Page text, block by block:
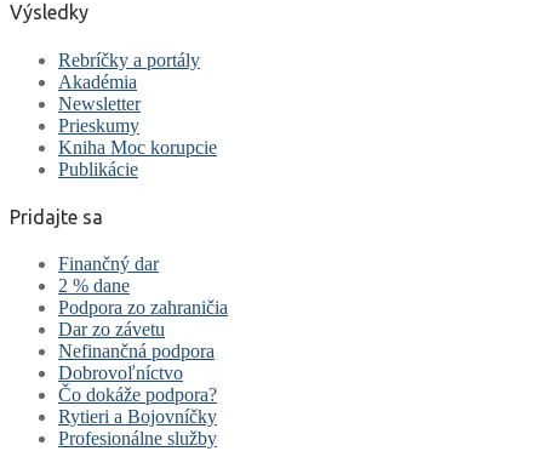
Výsledky
Rebríčky a portály
Akadémia
Newsletter
Prieskumy
Kniha Moc korupcie
Publikácie
Pridajte sa
Finančný dar
2 % dane
Podpora zo zahraničia
Dar zo závetu
Nefinančná podpora
Dobrovoľníctvo
Čo dokáže podpora?
Rytieri a Bojovníčky
Profesionálne služby